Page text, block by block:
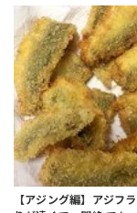
【アジング編】アジフ